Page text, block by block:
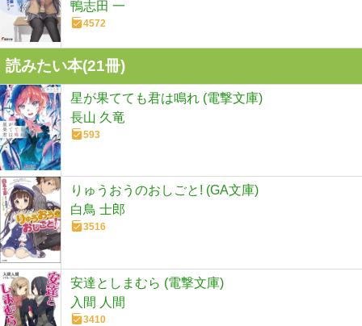
鴨志田 一
4572
読みたい本(21冊)
星が果てても君は鳴れ (電撃文庫)
長山 久竜
593
りゅうおうのおしごと! (GA文庫)
白鳥 士郎
3516
安達としまむら (電撃文庫)
入間 人間
3410